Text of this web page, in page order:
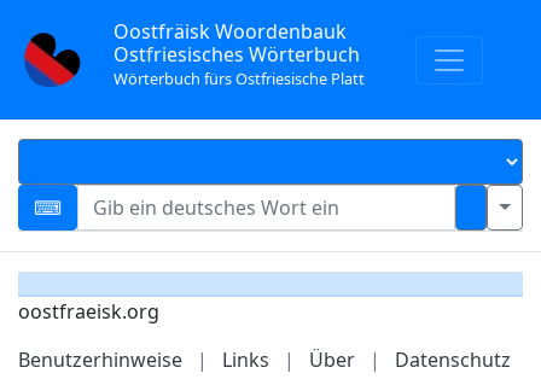
Oostfräisk Woordenbauk
Ostfriesisches Wörterbuch
Wörterbuch fürs Ostfriesische Platt
oostfraeisk.org
Benutzerhinweise
| Links | Über | Datenschutz